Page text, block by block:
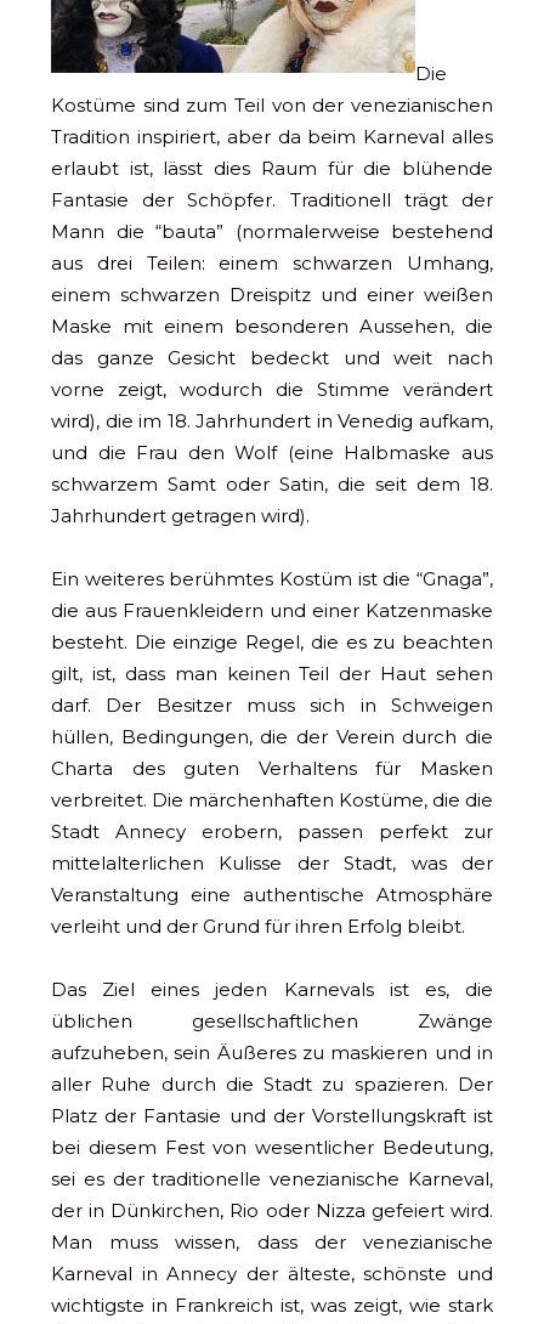
Die
Kostüme sind zum Teil von der venezianischen
Tradition inspiriert, aber da beim Karneval alles
erlaubt ist, lässt dies Raum für die blühende
Fantasie der Schöpfer. Traditionell trägt der
Mann die “bauta” (normalerweise bestehend
aus drei Teilen: einem schwarzen Umhang,
einem schwarzen Dreispitz und einer weißen
Maske mit einem besonderen Aussehen, die
das ganze Gesicht bedeckt und weit nach
vorne zeigt, wodurch die Stimme verändert
wird), die im 18. Jahrhundert in Venedig aufkam,
und die Frau den Wolf (eine Halbmaske aus
schwarzem Samt oder Satin, die seit dem 18.
Jahrhundert getragen wird).
Ein weiteres berühmtes Kostüm ist die “Gnaga”,
die aus Frauenkleidern und einer Katzenmaske
besteht. Die einzige Regel, die es zu beachten
gilt, ist, dass man keinen Teil der Haut sehen
darf. Der Besitzer muss sich in Schweigen
hüllen, Bedingungen, die der Verein durch die
Charta des guten Verhaltens für Masken
verbreitet. Die märchenhaften Kostüme, die die
Stadt Annecy erobern, passen perfekt zur
mittelalterlichen Kulisse der Stadt, was der
Veranstaltung eine authentische Atmosphäre
verleiht und der Grund für ihren Erfolg bleibt.
Das Ziel eines jeden Karnevals ist es, die
üblichen gesellschaftlichen Zwänge
aufzuheben, sein Äußeres zu maskieren und in
aller Ruhe durch die Stadt zu spazieren. Der
Platz der Fantasie und der Vorstellungskraft ist
bei diesem Fest von wesentlicher Bedeutung,
sei es der traditionelle venezianische Karneval,
der in Dünkirchen, Rio oder Nizza gefeiert wird.
Man muss wissen, dass der venezianische
Karneval in Annecy der älteste, schönste und
wichtigste in Frankreich ist, was zeigt, wie stark